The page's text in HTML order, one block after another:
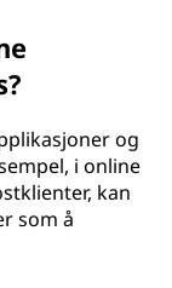
og
i online
kan
som å